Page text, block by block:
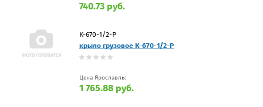
740.73 руб.
К-670-1/2-Р
крыло грузовое К-670-1/2-Р
Цена Ярославль:
1 765.88 руб.